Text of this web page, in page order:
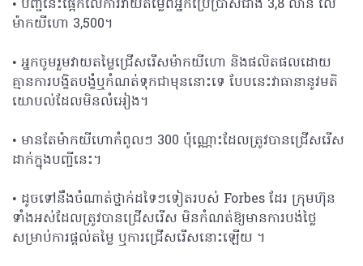
• បញ្ជី​នេះ​ផ្អែក​លើ​ការ​វាយតម្លៃ​ពី​អ្នក​ប្រើប្រាស់​ជាង 3,8 លាន លើ​
ម៉ាកយីហោ 3,500។
• អ្នកចូមរួមវាយតម្លៃ​ជ្រើសរើស​ម៉ាកយីហោ និង​ផលិតផល​​ដោយ
គ្មានការបង្ខិតបង្ខំឬកំណត់ទុកជាមុននោះទេ បែបនេះវាធានា​នូវ​មតិ​
យោបល់ដែលមិន​លំអៀង។
• មានតែម៉ាកយីហោ​កំពូលៗ 300 ប៉ុណ្ណោះដែលត្រូវបានជ្រើសរើស
ដាក់ក្នុងបញ្ជីនេះ។
• ដូច​ទៅ​នឹង​ចំណាត់ថ្នាក់​ដទៃៗទៀតរបស់ Forbes ដែរ ក្រុមហ៊ុន​
ទាំងអស់ដែលត្រូវបានជ្រើសរើស មិនកំណត់ឱ្យមានការបង់​ថ្លៃ
សម្រាប់​ការ​ផ្តល់តម្លៃ ឬ​ការ​ជ្រើសរើសនោះ​ឡើយ ។